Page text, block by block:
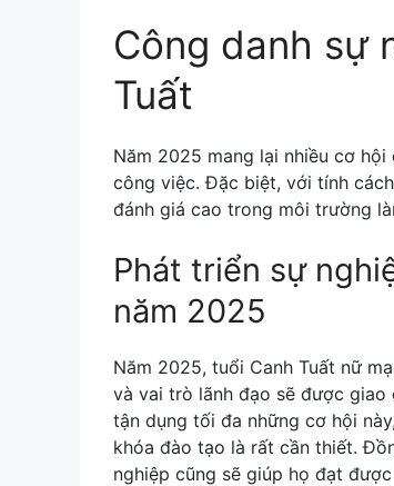
Công danh sự
Tuất
Năm 2025 mang lại nhiều cơ
công việc. Đặc biệt, với tính
đánh giá cao trong môi trường
Phát triển sự
năm 2025
Năm 2025, tuổi Canh Tuất nữ
và vai trò lãnh đạo sẽ được
tận dụng tối đa những cơ hội
khóa đào tạo là rất cần thiết.
nghiệp cũng sẽ giúp họ đạt